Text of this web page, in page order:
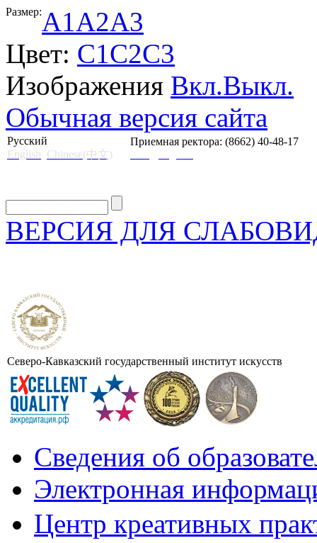
Размер:A1A2A3
Цвет: C1C2C3
Изображения Вкл.Выкл.
Обычная версия сайта
Русский
English Chinese(中文)
Приемная ректора: (8662) 40-48-17
ВЕРСИЯ ДЛЯ
Северо-Кавказский государственный институт искусств
Сведения об
Электронная
Центр креативных